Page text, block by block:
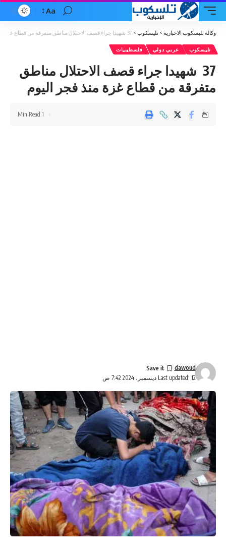
Font
Aa
وكالة تليسكوب الاخبارية > تليسكوب > 37 شهيدا جراء قصف الاحتلال مناطق متفرقة من قطاع غزة منذ فجر اليوم
تليسكوب عربي دولي فلسطينيات
37 شهيدا جراء قصف الاحتلال مناطق
متفرقة من قطاع غزة منذ فجر اليوم
Last updated: 12 ديسمبر، 2024 7:42 ص
dawoud
1 Min Read